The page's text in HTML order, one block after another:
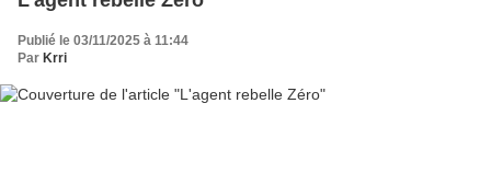
Publié le 03/11/2025 à 11:44
Par Krri